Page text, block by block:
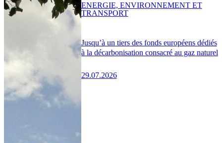
Jusqu’à un tiers des fonds européens dédiés
à la décarbonisation consacré au gaz naturel
29.07.2026
ENERGIE, ENVIRONNEMENT ET
TRANSPORT